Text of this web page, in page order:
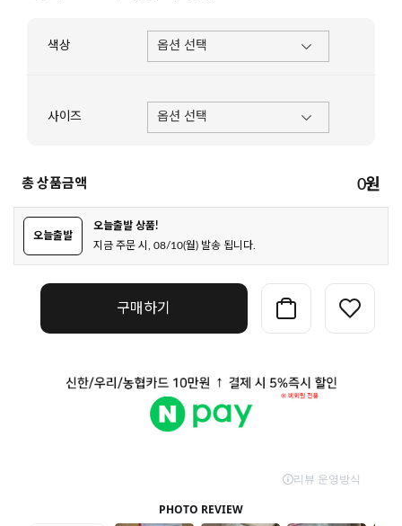
색상
사이즈
총 상품금액 0원
오늘출발
오늘출발 상품!
지금 주문 시, 08/10(월) 발송 됩니다.
구매하기